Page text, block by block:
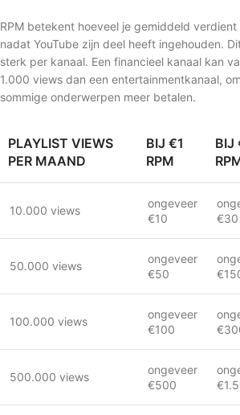
RPM betekent hoeveel je gemiddeld
nadat YouTube zijn deel heeft ingehouden.
sterk per kanaal. Een financieel kanaal kan
1.000 views dan een entertainmentkanaal,
sommige onderwerpen meer betalen.
PLAYLIST VIEWS
PER MAAND
BIJ €1
RPM
BIJ
10.000 views
ongeveer
€10
€30
50.000 views
ongeveer
€50
100.000 views
ongeveer
€100
500.000 views
ongeveer
€500